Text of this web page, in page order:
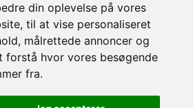
din oplevelse på vores
til at vise personaliseret
målrettede annoncer og
forstå hvor vores besøgende
fra.